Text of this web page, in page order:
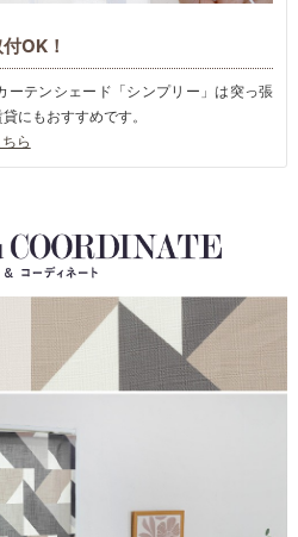
OK！
ーテンシェード「シンプリー」は突っ張
にもおすすめです。
ら